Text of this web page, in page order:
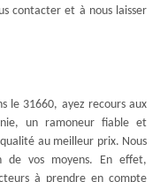
contacter et à nous laisser
le 31660, ayez recours aux
un ramoneur fiable et
au meilleur prix. Nous
de vos moyens. En effet,
à prendre en compte